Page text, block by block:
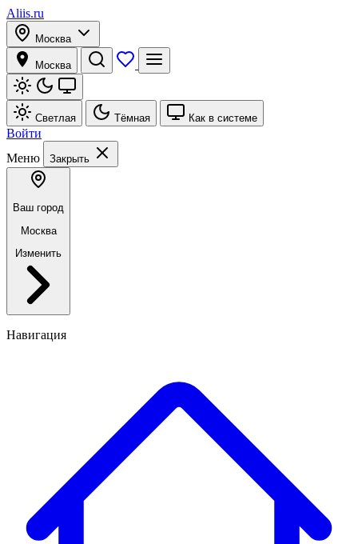
Aliis.ru
Москва
Москва
Светлая Тёмная Как в системе
Войти
Меню
Закрыть
Ваш город
Москва
Изменить
Навигация